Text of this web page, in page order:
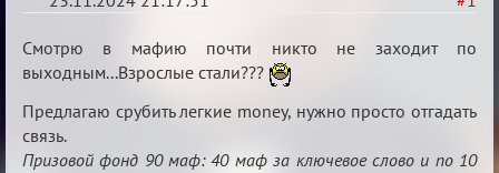
Безопасная
связь
Смотрю в мафию почти никто не заходит по
выходным...Взрослые стали???
Предлагаю срубить легкие money, нужно просто отгадать
связь.
Призовой фонд 90 маф: 40 маф за ключевое слово и по 10